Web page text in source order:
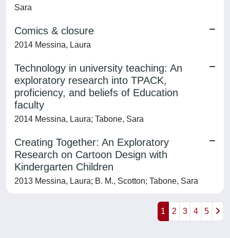
Sara
Comics & closure
2014 Messina, Laura
Technology in university teaching: An
exploratory research into TPACK,
proficiency, and beliefs of Education
faculty
2014 Messina, Laura; Tabone, Sara
Creating Together: An Exploratory
Research on Cartoon Design with
Kindergarten Children
2013 Messina, Laura; B. M., Scotton; Tabone, Sara
1 2 3 4 5